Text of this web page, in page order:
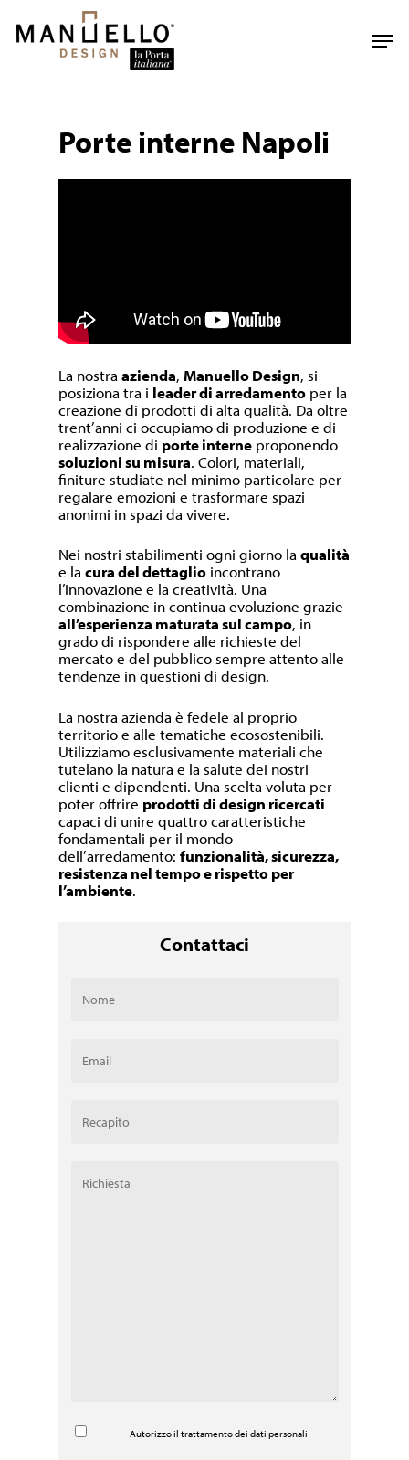
main
Porte interne Napoli
La nostraazienda, Manuello Design, si
posiziona tra i leader di arredamento per la
creazione di prodotti di alta qualità. Da oltre
trent’anni ci occupiamo di produzione e di
realizzazione di porte interne proponendo
soluzioni su misura. Colori, materiali,
finiture studiate nel minimo particolare per
regalare emozioni e trasformare spazi
anonimi in spazi da vivere.
Nei nostri stabilimenti ogni giorno laqualità
e lacura del dettaglio incontrano
l’innovazione e la creatività. Una
combinazione in continua evoluzione grazie
all’esperienza maturata sul campo, in
grado di rispondere alle richieste del
mercato e del pubblico sempre attento alle
tendenze in questioni di design.
La nostra azienda è fedele al proprio
territorio e alle tematiche ecosostenibili.
Utilizziamo esclusivamente materiali che
tutelano la natura e la salute dei nostri
clienti e dipendenti. Una scelta voluta per
poter offrire prodotti di design ricercati
capaci di unire quattro caratteristiche
fondamentali per il mondo
dell’arredamento:funzionalità, sicurezza,
resistenza nel tempo e rispetto per
l’ambiente.
Contattaci
Autorizzo il trattamento dei dati personali